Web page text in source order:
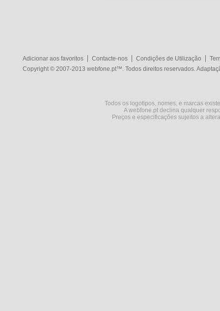
Adicionar aos favoritos Contacte-nos Condições de Utilização
Copyright © 2007-2013 webfone.pt™. Todos direitos reservados.
Todos os logotipos, nomes, e marcas
A webfone.pt declina qualquer
Preços e especificações sujeitos a